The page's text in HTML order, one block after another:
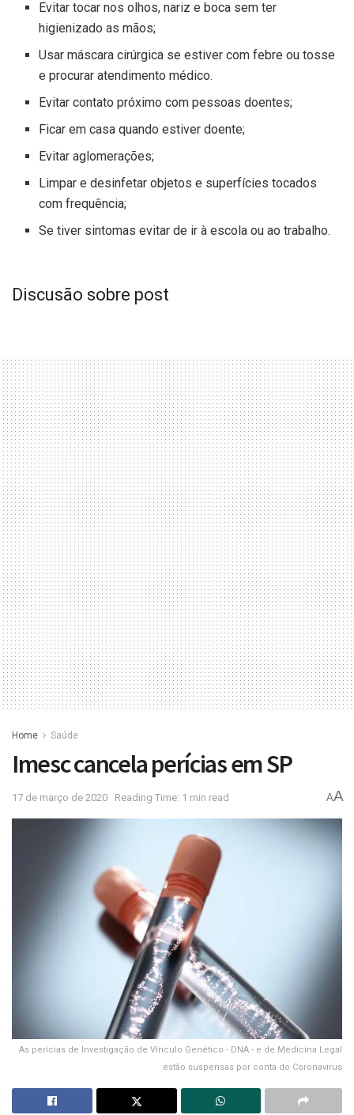
Evitar tocar nos olhos, nariz e boca sem ter
higienizado as mãos;
Usar máscara cirúrgica se estiver com febre ou tosse
e procurar atendimento médico.
Evitar contato próximo com pessoas doentes;
Ficar em casa quando estiver doente;
Evitar aglomerações;
Limpar e desinfetar objetos e superfícies tocados
com frequência;
Se tiver sintomas evitar de ir à escola ou ao trabalho.
Discusão sobre post
Home Saúde
Imesc cancela perícias em SP
17 de março de 2020 Reading Time: 1 min read AA
As perícias de Investigação de Vínculo Genético - DNA - e de Medicina Legal
estão suspensas por conta do Coronavírus